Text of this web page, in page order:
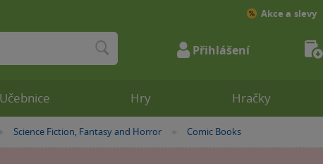
»
Science Fiction, Fantasy and Horror »
Comic Books
Učebnice Hry Hračky
Akce a slevy
Přihlášení